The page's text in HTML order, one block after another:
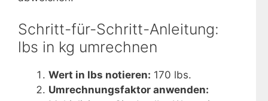
Schritt-für-Schritt-Anleitung:
lbs in kg umrechnen
Wert in lbs notieren: 170 lbs.
Umrechnungsfaktor anwenden: